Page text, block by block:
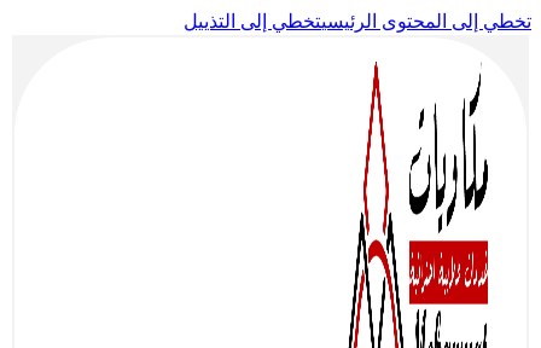
تخطي إلى المحتوى الرئيسيتخطي إلى التذييل